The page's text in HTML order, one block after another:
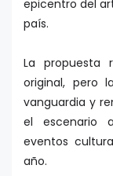
epicentro del
país.
La propuesta
original, pero
vanguardia y
el escenario
eventos
año.